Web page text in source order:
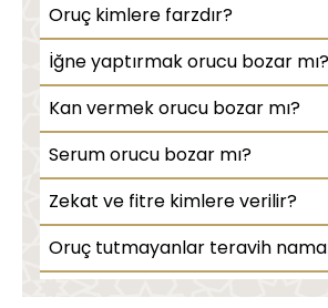
Oruç kimlere farzdır?
İğne yaptırmak orucu bozar mı?
Kan vermek orucu bozar mı?
Serum orucu bozar mı?
Zekat ve fitre kimlere verilir?
Oruç tutmayanlar teravih
Teravih namazı nasıl kılınır?